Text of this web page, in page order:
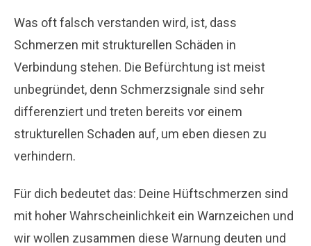
Was oft falsch verstanden wird, ist, dass
Schmerzen mit strukturellen Schäden in
Verbindung stehen. Die Befürchtung ist meist
unbegründet, denn Schmerzsignale sind sehr
differenziert und treten bereits vor einem
strukturellen Schaden auf, um eben diesen zu
verhindern.
Für dich bedeutet das: Deine Hüftschmerzen sind
mit hoher Wahrscheinlichkeit ein Warnzeichen und
wir wollen zusammen diese Warnung deuten und